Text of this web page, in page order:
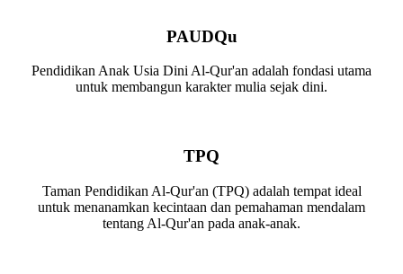
PAUDQu
Pendidikan Anak Usia Dini Al-Qur'an adalah fondasi utama
untuk membangun karakter mulia sejak dini.
TPQ
Taman Pendidikan Al-Qur'an (TPQ) adalah tempat ideal
untuk menanamkan kecintaan dan pemahaman mendalam
tentang Al-Qur'an pada anak-anak.